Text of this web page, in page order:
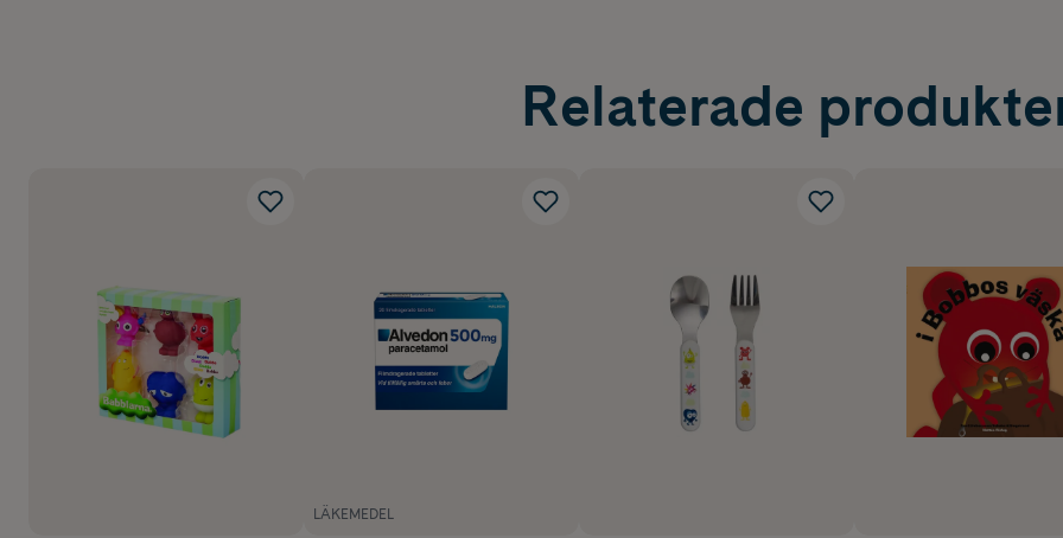
Relaterade
LÄKEMEDEL